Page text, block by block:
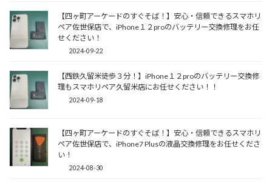
【四ヶ町アーケードのすぐそば！】安心・信頼できるスマホリ
ペア佐世保店で、iPhone１２proのバッテリー交換修理をお任
せください！
2024-09-22
【西鉄久留米徒歩３分！】iPhone１２proのバッテリー交換修
理もスマホリペア久留米店にお任せください！！
2024-09-18
【四ヶ町アーケードのすぐそば！】安心・信頼できるスマホリ
ペア佐世保店で、iPhone7 Plusの液晶交換修理をお任せくださ
い！
2024-08-30